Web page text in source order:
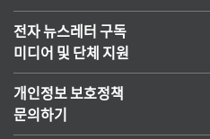
전자 뉴스레터 구독
미디어 및 단체 지원
개인정보 보호정책
문의하기